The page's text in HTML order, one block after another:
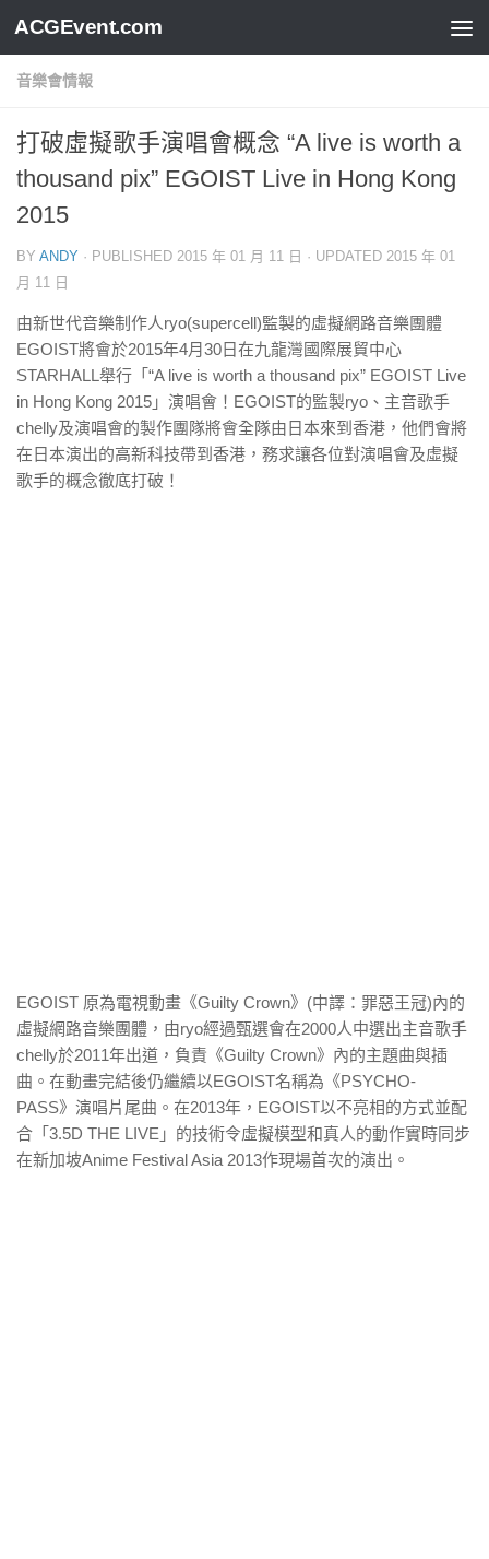
ACGEvent.com
音樂會情報
打破虛擬歌手演唱會概念 “A live is worth a
thousand pix” EGOIST Live in Hong Kong
2015
BY ANDY · PUBLISHED 2015 年 01 月 11 日 · UPDATED 2015 年 01
月 11 日
由新世代音樂制作人ryo(supercell)監製的虛擬網路音樂團體
EGOIST將會於2015年4月30日在九龍灣國際展貿中心
STARHALL舉行「“A live is worth a thousand pix” EGOIST Live
in Hong Kong 2015」演唱會！EGOIST的監製ryo、主音歌手
chelly及演唱會的製作團隊將會全隊由日本來到香港，他們會將
在日本演出的高新科技帶到香港，務求讓各位對演唱會及虛擬
歌手的概念徹底打破！
EGOIST 原為電視動畫《Guilty Crown》(中譯：罪惡王冠)內的
虛擬網路音樂團體，由ryo經過甄選會在2000人中選出主音歌手
chelly於2011年出道，負責《Guilty Crown》內的主題曲與插
曲。在動畫完結後仍繼續以EGOIST名稱為《PSYCHO-
PASS》演唱片尾曲。在2013年，EGOIST以不亮相的方式並配
合「3.5D THE LIVE」的技術令虛擬模型和真人的動作實時同步
在新加坡Anime Festival Asia 2013作現場首次的演出。